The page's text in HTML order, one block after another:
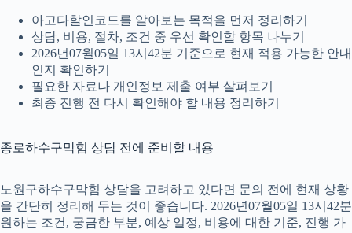
아고다할인코드를 알아보는 목적을 먼저 정리하기
상담, 비용, 절차, 조건 중 우선 확인할 항목 나누기
2026년07월05일 13시42분 기준으로 현재 적용 가능한 안내
인지 확인하기
필요한 자료나 개인정보 제출 여부 살펴보기
최종 진행 전 다시 확인해야 할 내용 정리하기
종로하수구막힘 상담 전에 준비할 내용
노원구하수구막힘 상담을 고려하고 있다면 문의 전에 현재 상황
을 간단히 정리해 두는 것이 좋습니다. 2026년07월05일 13시42분
원하는 조건, 궁금한 부분, 예상 일정, 비용에 대한 기준, 진행 가